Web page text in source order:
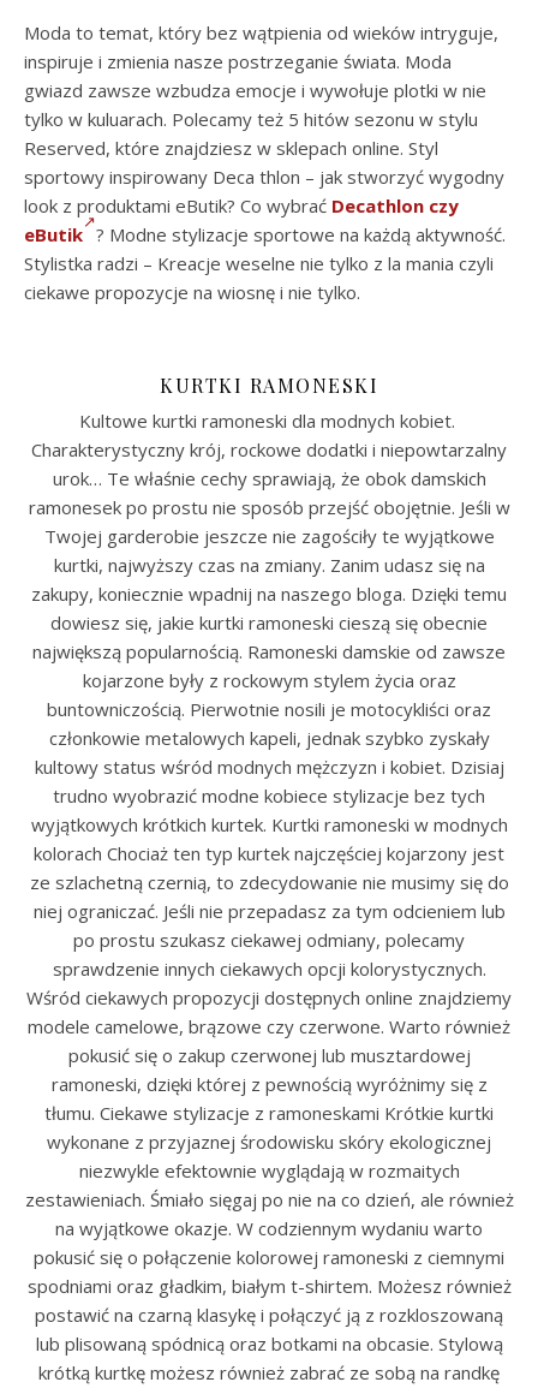
Moda to temat, który bez wątpienia od wieków intryguje,
inspiruje i zmienia nasze postrzeganie świata. Moda
gwiazd zawsze wzbudza emocje i wywołuje plotki w nie
tylko w kuluarach. Polecamy też 5 hitów sezonu w stylu
Reserved, które znajdziesz w sklepach online. Styl
sportowy inspirowany Deca thlon – jak stworzyć wygodny
look z produktami eButik? Co wybrać Decathlon czy
eButik ? Modne stylizacje sportowe na każdą aktywność.
Stylistka radzi – Kreacje weselne nie tylko z la mania czyli
ciekawe propozycje na wiosnę i nie tylko.
KURTKI RAMONESKI
Kultowe kurtki ramoneski dla modnych kobiet.
Charakterystyczny krój, rockowe dodatki i niepowtarzalny
urok… Te właśnie cechy sprawiają, że obok damskich
ramonesek po prostu nie sposób przejść obojętnie. Jeśli w
Twojej garderobie jeszcze nie zagościły te wyjątkowe
kurtki, najwyższy czas na zmiany. Zanim udasz się na
zakupy, koniecznie wpadnij na naszego bloga. Dzięki temu
dowiesz się, jakie kurtki ramoneski cieszą się obecnie
największą popularnością. Ramoneski damskie od zawsze
kojarzone były z rockowym stylem życia oraz
buntowniczością. Pierwotnie nosili je motocykliści oraz
członkowie metalowych kapeli, jednak szybko zyskały
kultowy status wśród modnych mężczyzn i kobiet. Dzisiaj
trudno wyobrazić modne kobiece stylizacje bez tych
wyjątkowych krótkich kurtek. Kurtki ramoneski w modnych
kolorach Chociaż ten typ kurtek najczęściej kojarzony jest
ze szlachetną czernią, to zdecydowanie nie musimy się do
niej ograniczać. Jeśli nie przepadasz za tym odcieniem lub
po prostu szukasz ciekawej odmiany, polecamy
sprawdzenie innych ciekawych opcji kolorystycznych.
Wśród ciekawych propozycji dostępnych online znajdziemy
modele camelowe, brązowe czy czerwone. Warto również
pokusić się o zakup czerwonej lub musztardowej
ramoneski, dzięki której z pewnością wyróżnimy się z
tłumu. Ciekawe stylizacje z ramoneskami Krótkie kurtki
wykonane z przyjaznej środowisku skóry ekologicznej
niezwykle efektownie wyglądają w rozmaitych
zestawieniach. Śmiało sięgaj po nie na co dzień, ale również
na wyjątkowe okazje. W codziennym wydaniu warto
pokusić się o połączenie kolorowej ramoneski z ciemnymi
spodniami oraz gładkim, białym t-shirtem. Możesz również
postawić na czarną klasykę i połączyć ją z rozkloszowaną
lub plisowaną spódnicą oraz botkami na obcasie. Stylową
krótką kurtkę możesz również zabrać ze sobą na randkę